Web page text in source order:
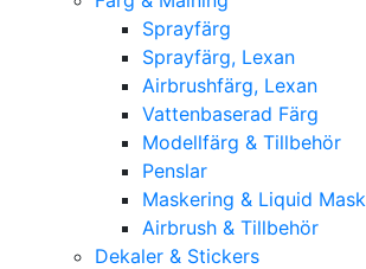
Sprayfärg
Sprayfärg, Lexan
Airbrushfärg, Lexan
Vattenbaserad Färg
Modellfärg & Tillbehör
Penslar
Maskering & Liquid Mask
Airbrush & Tillbehör
Dekaler & Stickers